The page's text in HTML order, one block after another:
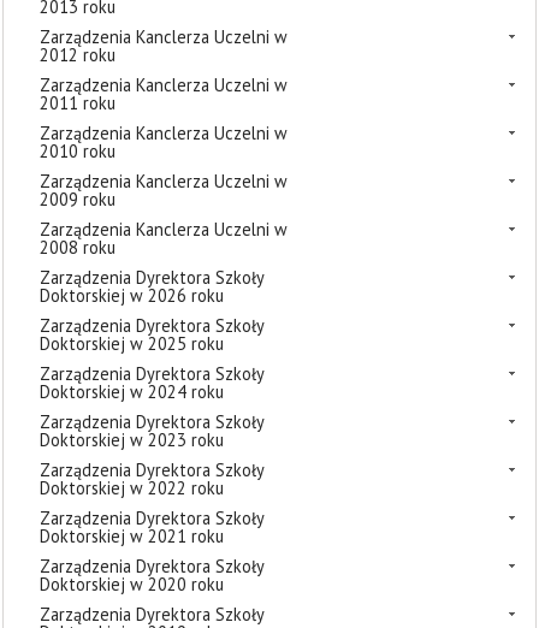
2013 roku
Zarządzenia Kanclerza Uczelni w
2012 roku
Zarządzenia Kanclerza Uczelni w
2011 roku
Zarządzenia Kanclerza Uczelni w
2010 roku
Zarządzenia Kanclerza Uczelni w
2009 roku
Zarządzenia Kanclerza Uczelni w
2008 roku
Zarządzenia Dyrektora Szkoły
Doktorskiej w 2026 roku
Zarządzenia Dyrektora Szkoły
Doktorskiej w 2025 roku
Zarządzenia Dyrektora Szkoły
Doktorskiej w 2024 roku
Zarządzenia Dyrektora Szkoły
Doktorskiej w 2023 roku
Zarządzenia Dyrektora Szkoły
Doktorskiej w 2022 roku
Zarządzenia Dyrektora Szkoły
Doktorskiej w 2021 roku
Zarządzenia Dyrektora Szkoły
Doktorskiej w 2020 roku
Zarządzenia Dyrektora Szkoły